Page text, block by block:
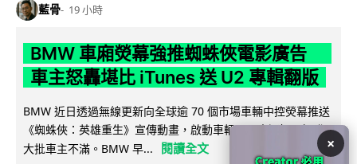
藍骨 19 小時
BMW 車廂熒幕強推蜘蛛俠電影廣告
車主怒轟堪比 iTunes 送 U2 專輯翻版
BMW 近日透過無線更新向全球逾 70 個市場車輛中控熒幕推送
《蜘蛛俠：英雄重生》宣傳動畫，啟動車輛即彈出通知，觸發
大批車主不滿。BMW 早...
閱讀全文 ×